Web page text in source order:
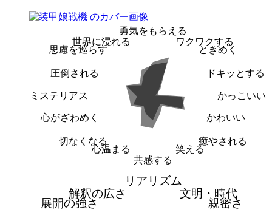
勇気をもらえる
ワクワクする
ときめく
ドキッとする
かっこいい
かわいい
癒やされる
笑える
共感する
心温まる
切なくなる
心がざわめく
ミステリアス
圧倒される
思慮を巡らす
世界に浸れる
リアリズム
文明・時代
親密さ
展開の強さ
解釈の広さ